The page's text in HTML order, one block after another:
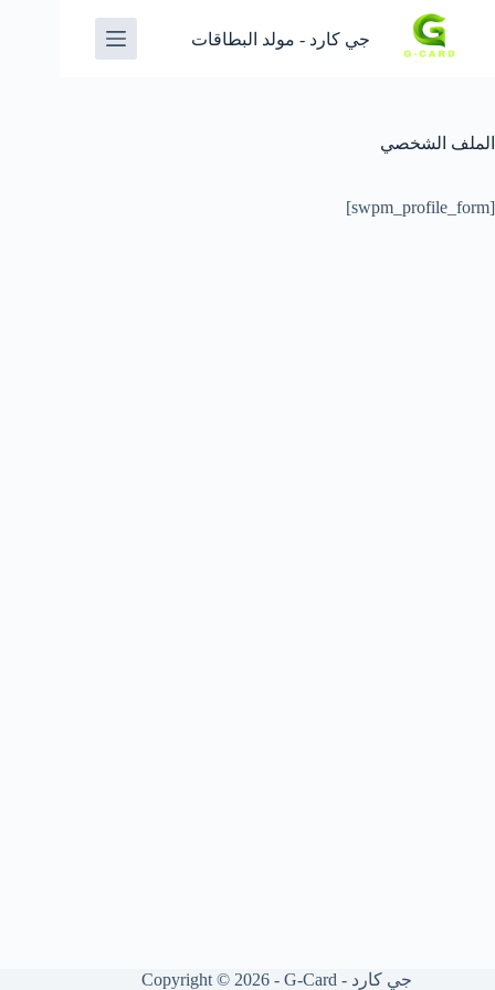
جي كارد - مولد البطاقات
الملف الشخصي
[swpm_profile_form]
Copyright © 2026 - G-Card - جي كارد